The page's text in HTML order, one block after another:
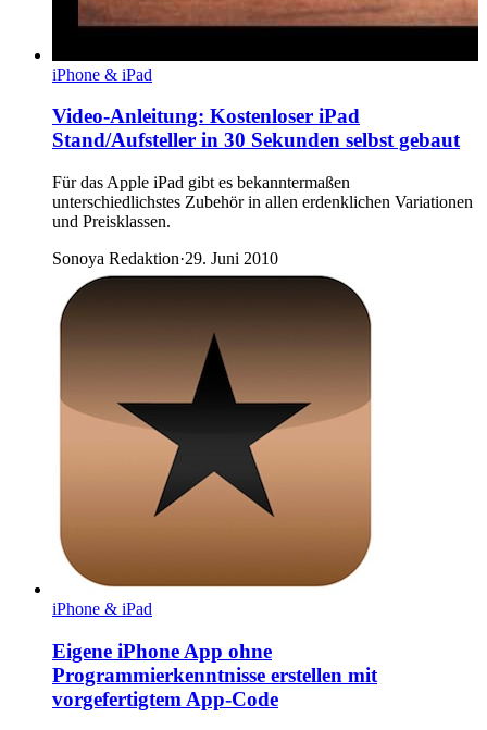
iPhone & iPad
Video-Anleitung: Kostenloser iPad
Stand/Aufsteller in 30 Sekunden selbst gebaut
Für das Apple iPad gibt es bekanntermaßen
unterschiedlichstes Zubehör in allen erdenklichen Variationen
und Preisklassen.
Sonoya Redaktion·29. Juni 2010
iPhone & iPad
Eigene iPhone App ohne
Programmierkenntnisse erstellen mit
vorgefertigtem App-Code